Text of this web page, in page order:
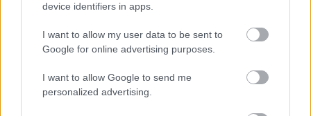
device identifiers in apps.
I want to allow my user data to be sent to
Google for online advertising purposes.
I want to allow Google to send me
personalized advertising.
téli Balaton
Sziklák közt